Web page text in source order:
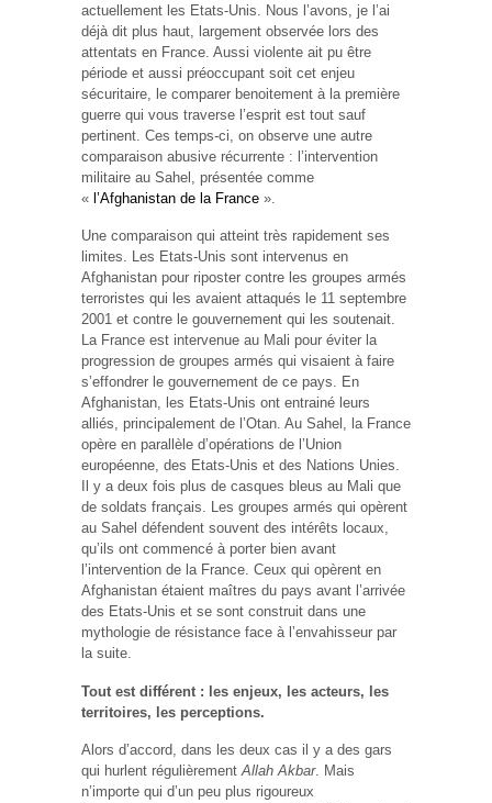
actuellement les Etats-Unis. Nous l’avons, je l’ai
déjà dit plus haut, largement observée lors des
attentats en France. Aussi violente ait pu être
période et aussi préoccupant soit cet enjeu
sécuritaire, le comparer benoitement à la première
guerre qui vous traverse l’esprit est tout sauf
pertinent. Ces temps-ci, on observe une autre
comparaison abusive récurrente : l’intervention
militaire au Sahel, présentée comme
« l’Afghanistan de la France ».
Une comparaison qui atteint très rapidement ses
limites. Les Etats-Unis sont intervenus en
Afghanistan pour riposter contre les groupes armés
terroristes qui les avaient attaqués le 11 septembre
2001 et contre le gouvernement qui les soutenait.
La France est intervenue au Mali pour éviter la
progression de groupes armés qui visaient à faire
s’effondrer le gouvernement de ce pays. En
Afghanistan, les Etats-Unis ont entrainé leurs
alliés, principalement de l’Otan. Au Sahel, la France
opère en parallèle d’opérations de l’Union
européenne, des Etats-Unis et des Nations Unies.
Il y a deux fois plus de casques bleus au Mali que
de soldats français. Les groupes armés qui opèrent
au Sahel défendent souvent des intérêts locaux,
qu’ils ont commencé à porter bien avant
l’intervention de la France. Ceux qui opèrent en
Afghanistan étaient maîtres du pays avant l’arrivée
des Etats-Unis et se sont construit dans une
mythologie de résistance face à l’envahisseur par
la suite.
Tout est différent : les enjeux, les acteurs, les
territoires, les perceptions.
Alors d’accord, dans les deux cas il y a des gars
qui hurlent régulièrementAllah Akbar. Mais
n’importe qui d’un peu plus rigoureux